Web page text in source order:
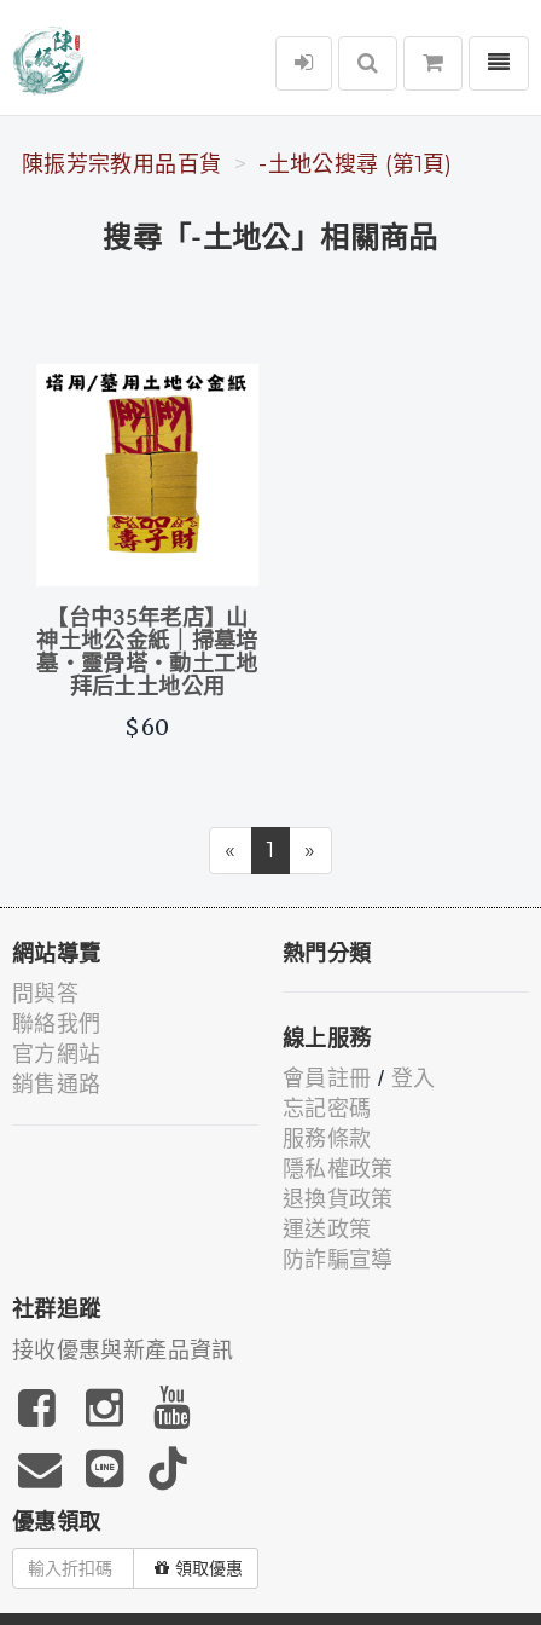
陳振芳宗教用品百貨
選單
陳振芳宗教用品百貨 -土地公搜尋 (第1頁)
搜尋「-土地公」相關商品
【台中35年老店】山
神土地公金紙｜掃墓培
墓‧靈骨塔‧動土工地
拜后土土地公用
$60
« 1 »
網站導覽
問與答
聯絡我們
官方網站
銷售通路
熱門分類
線上服務
會員註冊 / 登入
忘記密碼
服務條款
隱私權政策
退換貨政策
運送政策
防詐騙宣導
社群追蹤
接收優惠與新產品資訊
優惠領取
領取優惠